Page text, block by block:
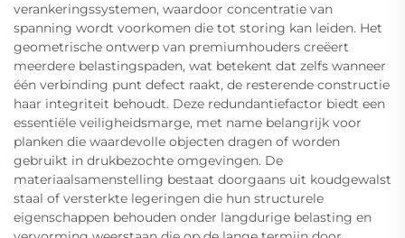
verankeringssystemen, waardoor concentratie van
spanning wordt voorkomen die tot storing kan leiden. Het
geometrische ontwerp van premiumhouders creëert
meerdere belastingspaden, wat betekent dat zelfs wanneer
één verbinding punt defect raakt, de resterende constructie
haar integriteit behoudt. Deze redundantiefactor biedt een
essentiële veiligheidsmarge, met name belangrijk voor
planken die waardevolle objecten dragen of worden
gebruikt in drukbezochte omgevingen. De
materiaalsamenstelling bestaat doorgaans uit koudgewalst
staal of versterkte legeringen die hun structurele
eigenschappen behouden onder langdurige belasting en